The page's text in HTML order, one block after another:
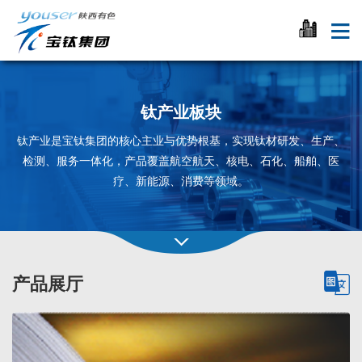
钛产业板块
钛产业是宝钛集团的核心主业与优势根基，实现钛材研发、生产、
检测、服务一体化，产品覆盖航空航天、核电、石化、船舶、医
疗、新能源、消费等领域。
产品展厅